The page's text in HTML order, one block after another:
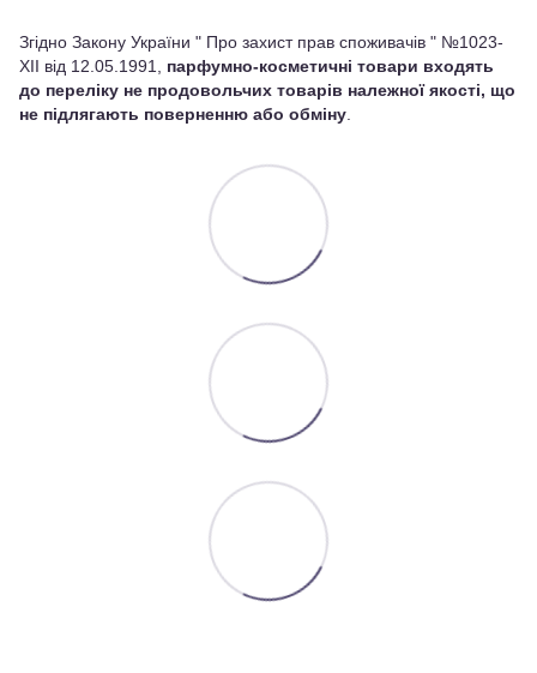
Згідно Закону України " Про захист прав споживачів " №1023-
XII від 12.05.1991, парфумно-косметичні товари входять
до переліку не продовольчих товарів належної якості, що
не підлягають поверненню або обміну